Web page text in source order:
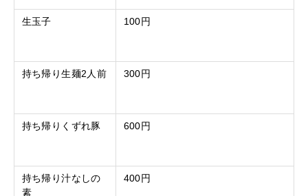
生玉子 100円
持ち帰り生麺2人前 300円
持ち帰りくずれ豚 600円
持ち帰り汁なしの
素
400円